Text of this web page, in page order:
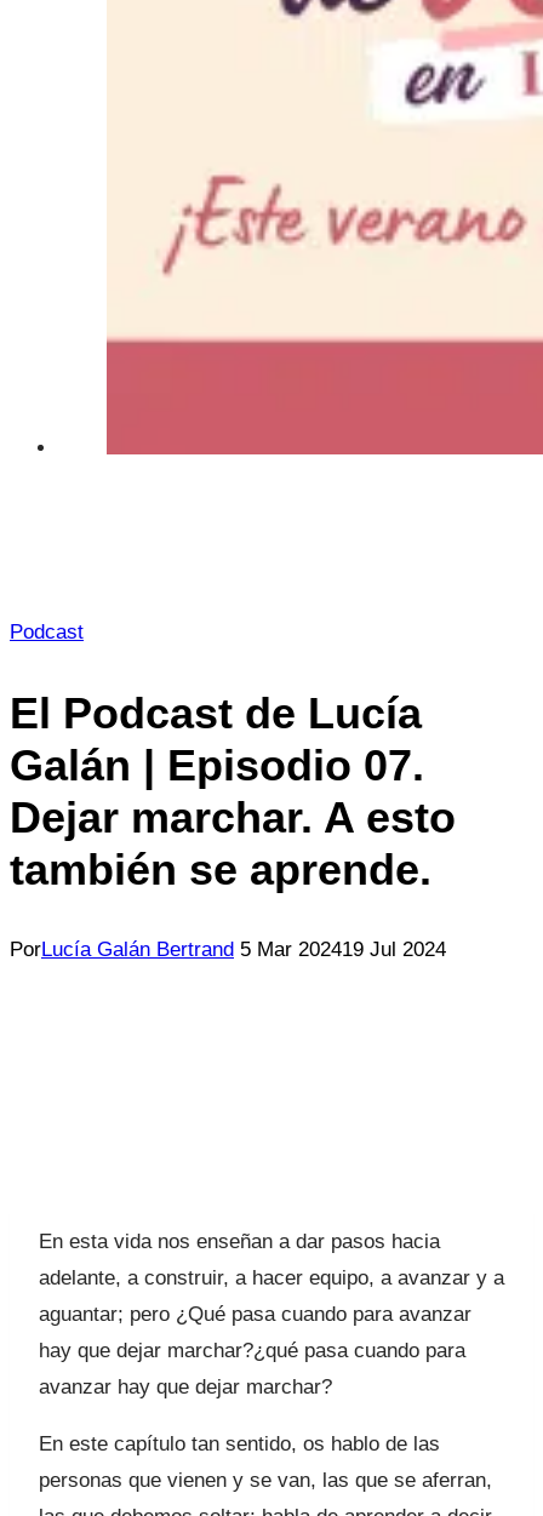
Podcast
El Podcast de Lucía
Galán | Episodio 07.
Dejar marchar. A esto
también se aprende.
PorLucía Galán Bertrand 5 Mar 202419 Jul 2024
En esta vida nos enseñan a dar pasos hacia
adelante, a construir, a hacer equipo, a avanzar y a
aguantar; pero ¿Qué pasa cuando para avanzar
hay que dejar marchar?¿qué pasa cuando para
avanzar hay que dejar marchar?
En este capítulo tan sentido, os hablo de las
personas que vienen y se van, las que se aferran,